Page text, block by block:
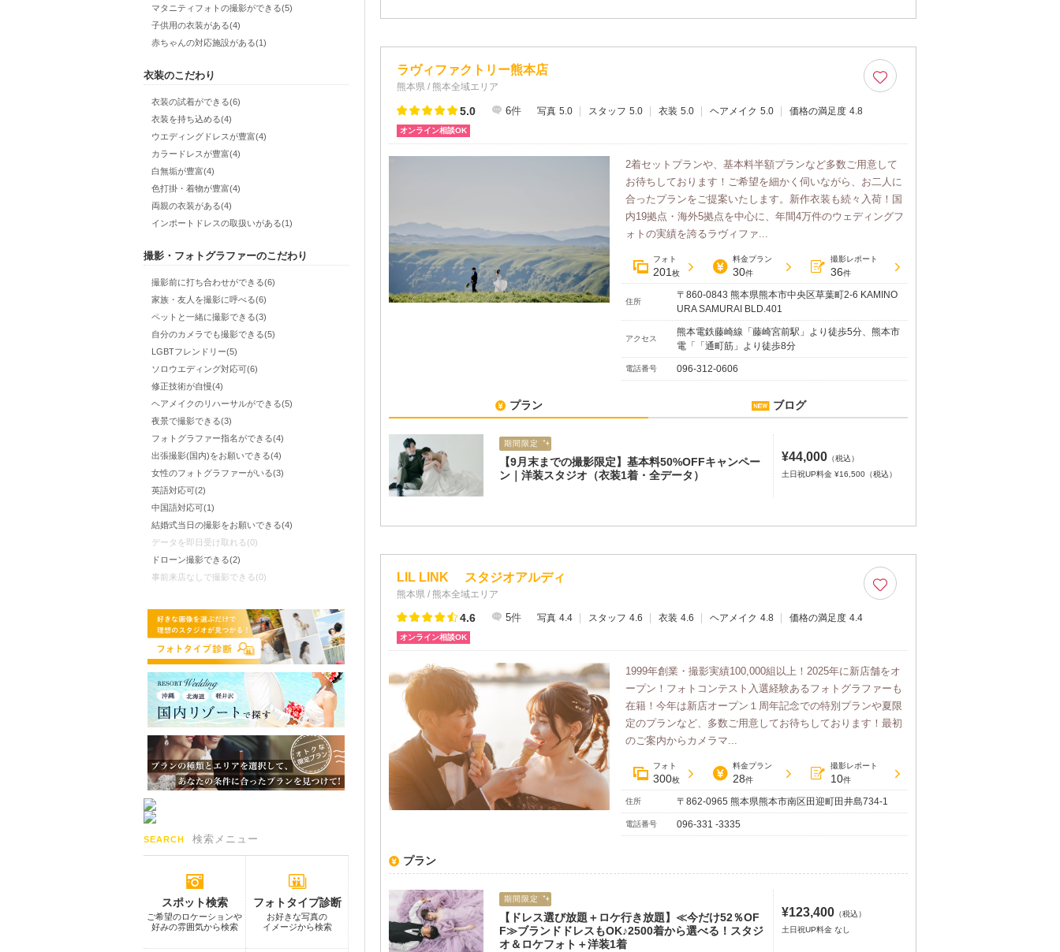
マタニティフォトの撮影ができる(5)
子供用の衣装がある(4)
赤ちゃんの対応施設がある(1)
衣装のこだわり
衣装の試着ができる(6)
衣装を持ち込める(4)
ウエディングドレスが豊富(4)
カラードレスが豊富(4)
白無垢が豊富(4)
色打掛・着物が豊富(4)
両親の衣装がある(4)
インポートドレスの取扱いがある(1)
撮影・フォトグラファーのこだわり
撮影前に打ち合わせができる(6)
家族・友人を撮影に呼べる(6)
ペットと一緒に撮影できる(3)
自分のカメラでも撮影できる(5)
LGBTフレンドリー(5)
ソロウエディング対応可(6)
修正技術が自慢(4)
ヘアメイクのリハーサルができる(5)
夜景で撮影できる(3)
フォトグラファー指名ができる(4)
出張撮影(国内)をお願いできる(4)
女性のフォトグラファーがいる(3)
英語対応可(2)
中国語対応可(1)
結婚式当日の撮影をお願いできる(4)
データを即日受け取れる(0)
ドローン撮影できる(2)
事前来店なしで撮影できる(0)
SEARCH 検索メニュー
スポット検索
ご希望のロケーションや
好みの雰囲気から検索
フォトタイプ診断
お好きな写真の
イメージから検索
ラヴィファクトリー熊本店
熊本県 / 熊本全域エリア
5.0 6件 写真 5.0 スタッフ 5.0 衣装 5.0 ヘアメイク 5.0 価格の満足度 4.8
オンライン相談OK
2着セットプランや、基本料半額プランなど多数ご用意して
お待ちしております！ご希望を細かく伺いながら、お二人に
合ったプランをご提案いたします。新作衣装も続々入荷！国
内19拠点・海外5拠点を中心に、年間4万件のウェディングフ
ォトの実績を誇るラヴィファ...
フォト
201 枚
料金プラン
30件
撮影レポート
36件
住所
〒860-0843 熊本県熊本市中央区草葉町2-6 KAMINO
URA SAMURAI BLD.401
アクセス
熊本電鉄藤崎線「藤崎宮前駅」より徒歩5分、熊本市
電「「通町筋」より徒歩8分
電話番号 096-312-0606
プラン ブログ
期間限定
【9月末までの撮影限定】基本料50%OFFキャンペー
ン｜洋装スタジオ（衣装1着・全データ）
¥44,000 （税込）
土日祝UP料金 ¥16,500（税込）
LIL LINK スタジオアルディ
熊本県 / 熊本全域エリア
4.6 5件 写真 4.4 スタッフ 4.6 衣装 4.6 ヘアメイク 4.8 価格の満足度 4.4
オンライン相談OK
1999年創業・撮影実績100,000組以上！2025年に新店舗をオ
ープン！フォトコンテスト入選経験あるフォトグラファーも
在籍！今年は新店オープン１周年記念での特別プランや夏限
定のプランなど、多数ご用意してお待ちしております！最初
のご案内からカメラマ...
フォト
300枚
料金プラン
28件
撮影レポート
10件
住所 〒862-0965 熊本県熊本市南区田迎町田井島734-1
電話番号 096-331 -3335
プラン
期間限定
【ドレス選び放題＋ロケ行き放題】≪今だけ52％OF
F≫ブランドドレスもOK♪2500着から選べる！スタジ
オ＆ロケフォト＋洋装1着
¥123,400 （税込）
土日祝UP料金 なし